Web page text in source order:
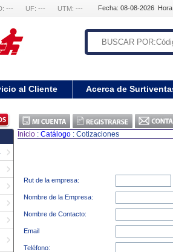
--- UF: --- UTM: --- Fecha: 08-08-2026
al Cliente Acerca de
Inicio : Catálogo : Cotizaciones
Rut de la empresa:
Nombre de la Empresa:
Nombre de Contacto:
Email
Teléfono: